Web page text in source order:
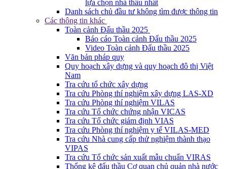
lựa chọn nhà thầu nhất
Danh sách chủ đầu tư không tìm được thông tin
Các thông tin khác
Toàn cảnh Đấu thầu 2025
Báo cáo Toàn cảnh Đấu thầu 2025
Video Toàn cảnh Đấu thầu 2025
Văn bản pháp quy
Quy hoạch xây dựng và quy hoạch đô thị Việt
Nam
Tra cứu tổ chức xây dựng
Tra cứu Phòng thí nghiệm xây dựng LAS-XD
Tra cứu Phòng thí nghiệm VILAS
Tra cứu Tổ chức chứng nhận VICAS
Tra cứu Tổ chức giám định VIAS
Tra cứu Phòng thí nghiệm y tế VILAS-MED
Tra cứu Nhà cung cấp thử nghiệm thành thạo
VIPAS
Tra cứu Tổ chức sản xuất mẫu chuẩn VIRAS
Thống kê đấu thầu Cơ quan chủ quản nhà nước